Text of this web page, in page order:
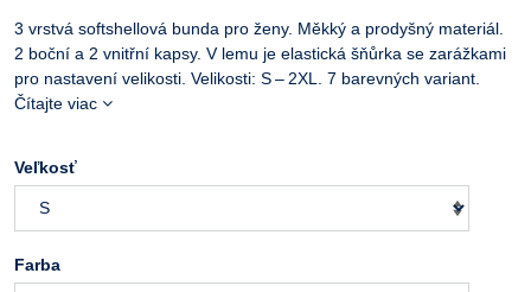
3 vrstvá softshellová bunda pro ženy. Měkký a prodyšný materiál.
2 boční a 2 vnitřní kapsy. V lemu je elastická šňůrka se zarážkami
pro nastavení velikosti. Velikosti: S – 2XL. 7 barevných variant.
Čítajte viac
Veľkosť
Farba